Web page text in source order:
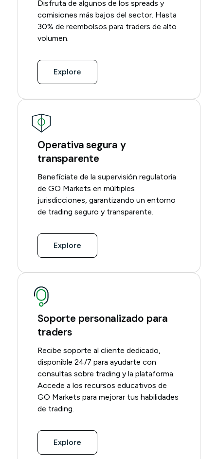
Disfruta de algunos de los spreads y
comisiones más bajos del sector. Hasta
30% de reembolsos para traders de alto
volumen.
Explore
Operativa segura y
transparente
Benefíciate de la supervisión regulatoria
de GO Markets en múltiples
jurisdicciones, garantizando un entorno
de trading seguro y transparente.
Explore
Soporte personalizado para
traders
Recibe soporte al cliente dedicado,
disponible 24/7 para ayudarte con
consultas sobre trading y la plataforma.
Accede a los recursos educativos de
GO Markets para mejorar tus habilidades
de trading.
Explore